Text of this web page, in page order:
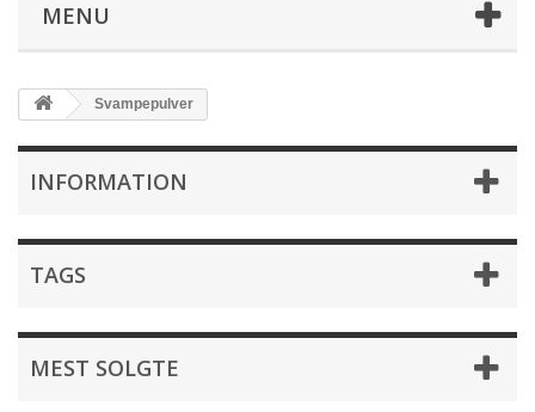
MENU
Svampepulver
INFORMATION
TAGS
MEST SOLGTE